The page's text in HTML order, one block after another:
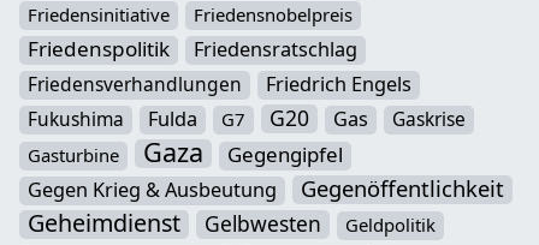
Friedensinitiative Friedensnobelpreis
Friedenspolitik
Friedensratschlag
Friedensverhandlungen
Friedrich Engels
Fukushima
Fulda G7 G20 Gas Gaskrise
Gasturbine Gaza Gegengipfel
Gegen Krieg & Ausbeutung Gegenöffentlichkeit
Geheimdienst Gelbwesten
Geldpolitik